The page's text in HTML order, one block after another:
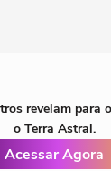
revelam para
o Terra Astral.
Acessar Agora